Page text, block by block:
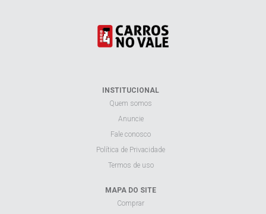
INSTITUCIONAL
Quem somos
Anuncie
Fale conosco
Política de Privacidade
Termos de uso
MAPA DO SITE
Comprar